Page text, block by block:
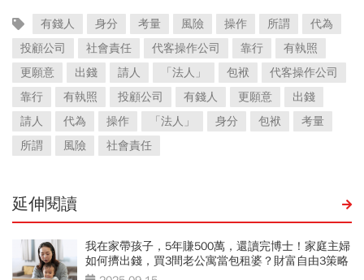
有錢人 身分 考量 風險 操作 所謂
代為
投顧公司
社會責任 代客操作公司 靠行
有執照
更願意
出錢 請人 「法人」 包袱
代客操作公司
靠行
有執照 投顧公司 有錢人 更願意
出錢
請人
代為 操作 「法人」 身分 包袱
考量
所謂
風險 社會責任
延伸閱讀
我在家帶孩子，5年賺500萬，還讀完博士！家庭主婦
如何擠出錢，買3間老公寓當包租婆？財富自由3策略